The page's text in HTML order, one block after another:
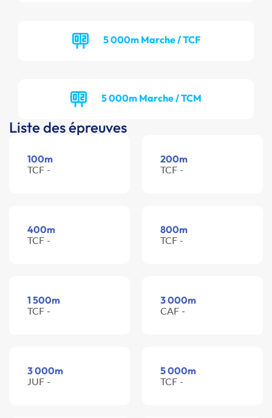
5 000m Marche / TCF
5 000m Marche / TCM
Liste des épreuves
100m
TCF -
200m
TCF -
400m
TCF -
800m
TCF -
1 500m
TCF -
3 000m
CAF -
3 000m
JUF -
5 000m
TCF -